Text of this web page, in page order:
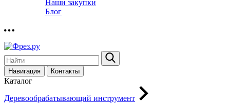
Наши закупки
Блог
Навигация Контакты
Каталог
Деревообрабатывающий инструмент